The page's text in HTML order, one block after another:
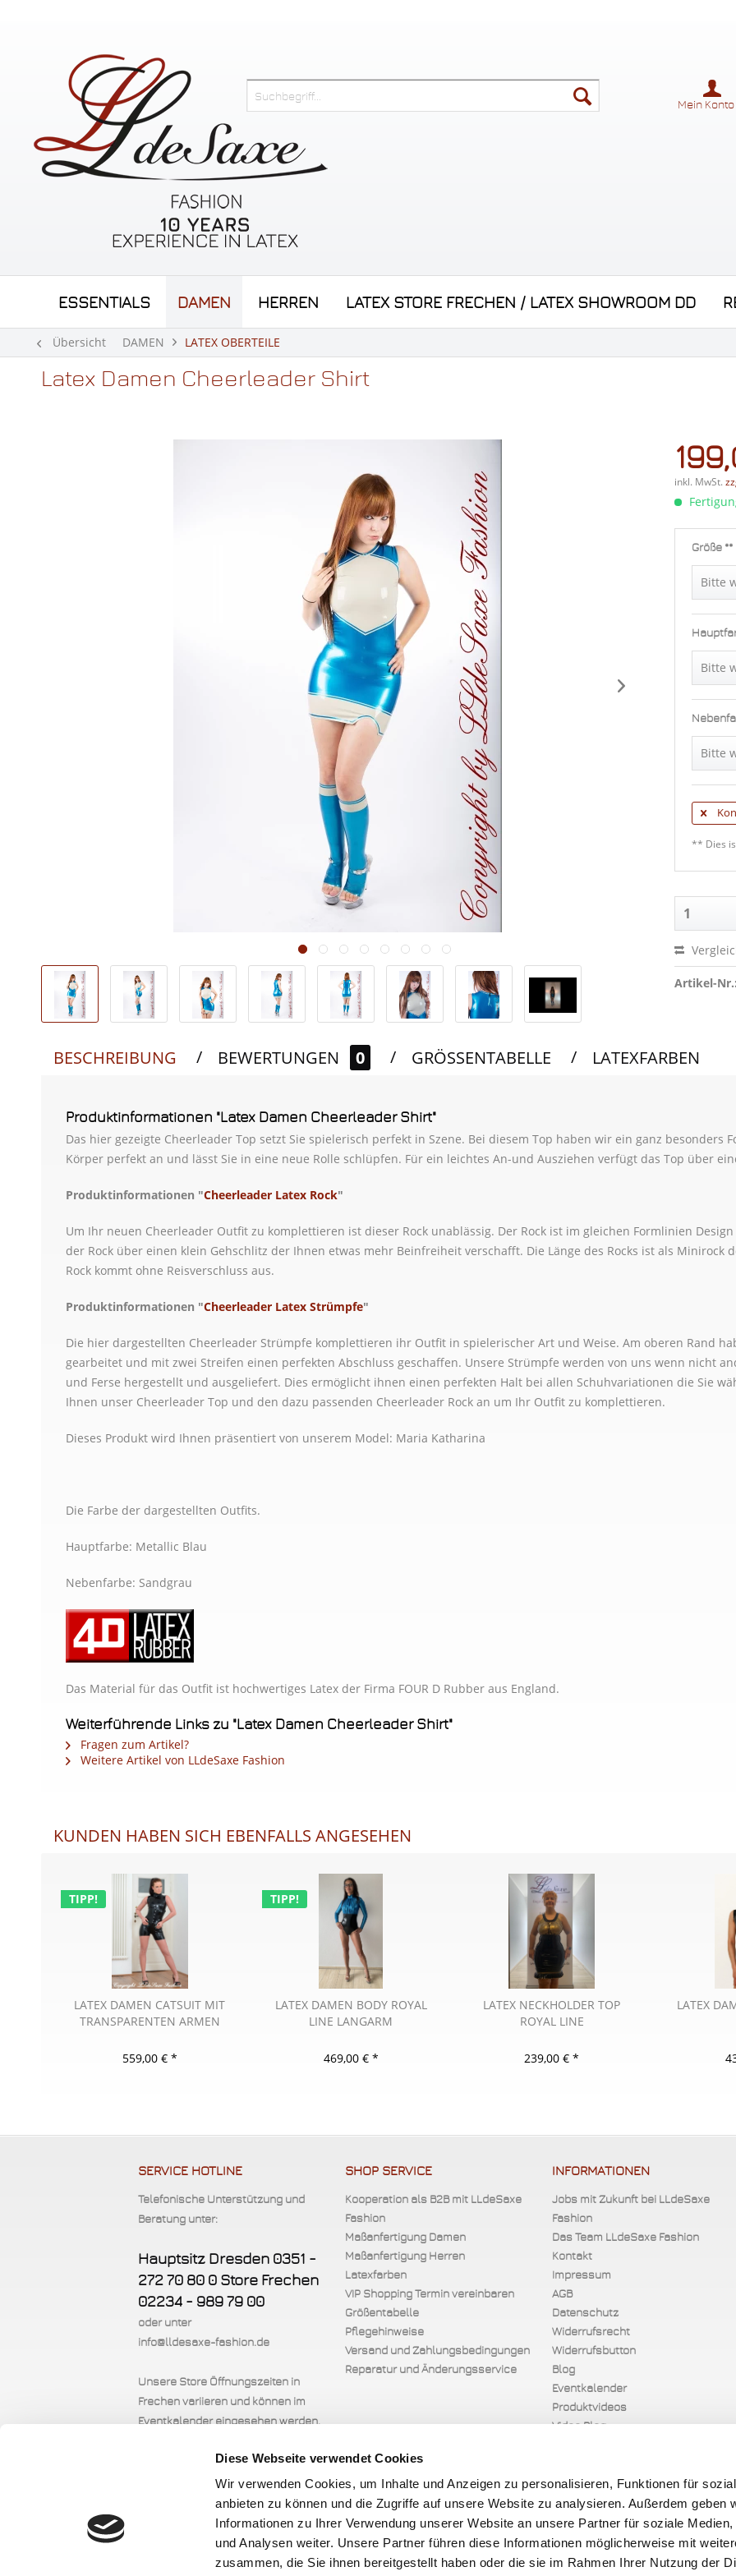
Diese Webseite verwendet Cookies
Wir verwenden Cookies, um Inhalte und Anzeigen zu personalisieren, Funktionen für
anbieten zu können und die Zugriffe auf unsere Website zu analysieren. Außerdem geben
Informationen zu Ihrer Verwendung unserer Website an unsere Partner für soziale Medien,
und Analysen weiter. Unsere Partner führen diese Informationen möglicherweise mit
zusammen, die Sie ihnen bereitgestellt haben oder die sie im Rahmen Ihrer Nutzung der
Mein Konto
ESSENTIALS DAMEN HERREN LATEX STORE FRECHEN / LATEX SHOWROOM DD
Übersicht DAMEN LATEX OBERTEILE
Latex Damen Cheerleader Shirt
inkl. MwSt.
Größe **
Bitte
Gelb
Grau
Party-
Petrol
Bitte
Party-
** Dies
Artikel-Nr.:
BESCHREIBUNG / BEWERTUNGEN 0 / GRÖSSENTABELLE / LATEXFARBEN
Produktinformationen "Latex Damen Cheerleader Shirt"
Das hier gezeigte Cheerleader Top setzt Sie spielerisch perfekt in Szene. Bei diesem Top haben wir ein ganz besonders
Körper perfekt an und lässt Sie in eine neue Rolle schlüpfen. Für ein leichtes An-und Ausziehen verfügt das Top über
Produktinformationen "Cheerleader Latex Rock"
Um Ihr neuen Cheerleader Outfit zu komplettieren ist dieser Rock unablässig. Der Rock ist im gleichen Formlinien
der Rock über einen klein Gehschlitz der Ihnen etwas mehr Beinfreiheit verschafft. Die Länge des Rocks ist als Minirock
Rock kommt ohne Reisverschluss aus.
Produktinformationen "Cheerleader Latex Strümpfe"
Die hier dargestellten Cheerleader Strümpfe komplettieren ihr Outfit in spielerischer Art und Weise. Am oberen Rand
gearbeitet und mit zwei Streifen einen perfekten Abschluss geschaffen. Unsere Strümpfe werden von uns wenn nicht
und Ferse hergestellt und ausgeliefert. Dies ermöglicht ihnen einen perfekten Halt bei allen Schuhvariationen die Sie
Ihnen unser Cheerleader Top und den dazu passenden Cheerleader Rock an um Ihr Outfit zu komplettieren.
Dieses Produkt wird Ihnen präsentiert von unserem Model: Maria Katharina
Die Farbe der dargestellten Outfits.
Hauptfarbe: Metallic Blau
Nebenfarbe: Sandgrau
Das Material für das Outfit ist hochwertiges Latex der Firma FOUR D Rubber aus England.
Weiterführende Links zu "Latex Damen Cheerleader Shirt"
Fragen zum Artikel?
Weitere Artikel von LLdeSaxe Fashion
KUNDEN HABEN SICH EBENFALLS ANGESEHEN
TIPP!
LATEX DAMEN CATSUIT MIT
TRANSPARENTEN ARMEN
559,00 € *
TIPP!
LATEX DAMEN BODY ROYAL
LINE LANGARM
469,00 € *
LATEX NECKHOLDER TOP
ROYAL LINE
239,00 € *
LATEX
SERVICE HOTLINE
Telefonische Unterstützung und
Beratung unter:
Hauptsitz Dresden 0351 -
272 70 80 0 Store Frechen
02234 - 989 79 00
oder unter
info@lldesaxe-fashion.de
Unsere Store Öffnungszeiten in
Frechen variieren und können im
Eventkalender eingesehen werden.
Mo.-Do. 09:30 -16:00 Uhr
Fr. 09:30 - 18:00 Uhr
SHOP SERVICE
Kooperation als B2B mit LLdeSaxe
Fashion
Maßanfertigung Damen
Maßanfertigung Herren
Latexfarben
VIP Shopping Termin vereinbaren
Größentabelle
Pflegehinweise
Versand und Zahlungsbedingungen
Reparatur und Änderungsservice
INFORMATIONEN
Jobs mit Zukunft bei LLdeSaxe
Fashion
Das Team LLdeSaxe Fashion
Kontakt
Impressum
AGB
Datenschutz
Widerrufsrecht
Widerrufsbutton
Blog
Eventkalender
Produktvideos
Video Blog